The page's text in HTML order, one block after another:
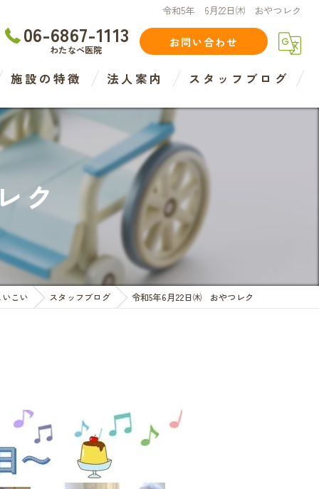
令和5年 6月22日㈭ おやつレク
06-6867-1113
わたなべ医院
お問い合わせ
施設の特徴
住宅型
介護度
認知症度
医療法人
法人案内 スタッフブログ
ク
こい スタッフブログ 令和5年6月22日㈭ おやつレク